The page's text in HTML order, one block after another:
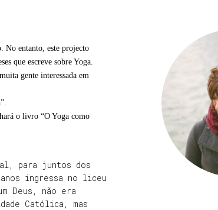
No entanto, este projecto
que escreve sobre Yoga.
gente interessada em
o livro “O Yoga como
para juntos dos
ingressa no liceu
Deus, não era
Católica, mas